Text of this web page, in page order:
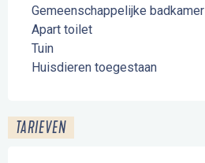
Gemeenschappelijke badkamer
Apart toilet
Tuin
Huisdieren toegestaan
TARIEVEN